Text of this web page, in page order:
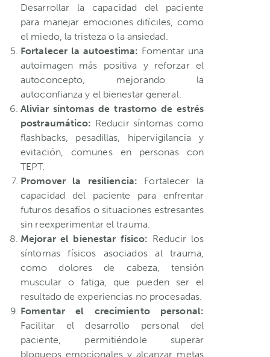
Desarrollar la capacidad del paciente
para manejar emociones difíciles, como
el miedo, la tristeza o la ansiedad.
Fortalecer la autoestima: Fomentar una
autoimagen más positiva y reforzar el
autoconcepto, mejorando la
autoconfianza y el bienestar general.
Aliviar síntomas de trastorno de estrés
postraumático: Reducir síntomas como
flashbacks, pesadillas, hipervigilancia y
evitación, comunes en personas con
TEPT.
Promover la resiliencia: Fortalecer la
capacidad del paciente para enfrentar
futuros desafíos o situaciones estresantes
sin reexperimentar el trauma.
Mejorar el bienestar físico: Reducir los
síntomas físicos asociados al trauma,
como dolores de cabeza, tensión
muscular o fatiga, que pueden ser el
resultado de experiencias no procesadas.
Fomentar el crecimiento personal:
Facilitar el desarrollo personal del
paciente, permitiéndole superar
bloqueos emocionales y alcanzar metas